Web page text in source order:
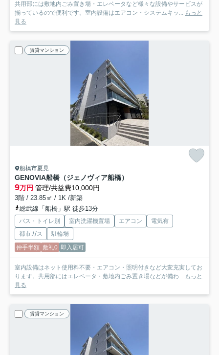
共用部には敷地内ごみ置き場・エレベータなど様々な設備やサービスが
揃っているので便利です。室内設備はエアコン・システムキッ... もっと
見る
賃貸マンション
船橋市夏見
GENOVIA船橋（ジェノヴィア船橋）
9万円 管理/共益費10,000円
3階 / 23.85㎡ / 1K /新築
総武線「船橋」駅 徒歩13分
バス・トイレ別 室内洗濯機置場 エアコン
電気有
都市ガス
駐輪場
仲手半額 敷礼0 即入居可
室内設備はネット使用料不要・エアコン・照明付きなど大変充実してお
ります。共用部にはエレベータ・敷地内ごみ置き場などが備わ... もっと
見る
賃貸マンション